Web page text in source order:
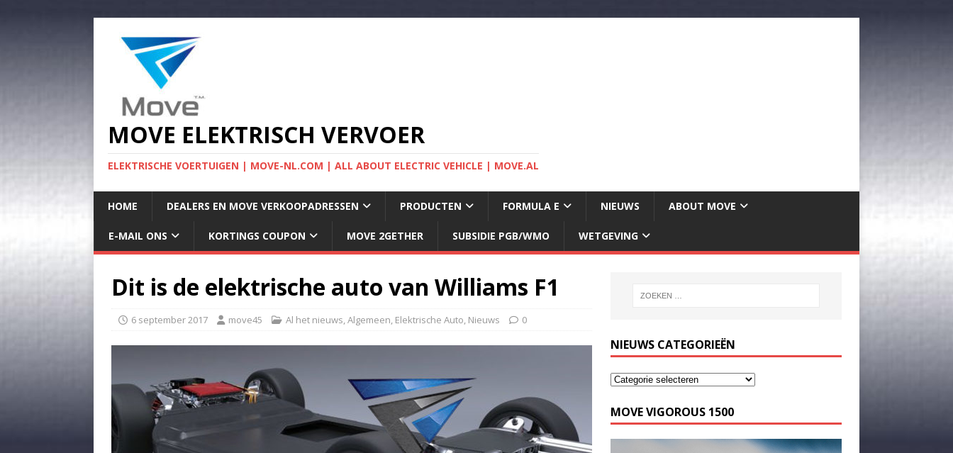
MOVE ELEKTRISCH VERVOER
ELEKTRISCHE VOERTUIGEN | MOVE-NL.COM | ALL ABOUT ELECTRIC VEHICLE | MOVE.AL
HOME DEALERS EN MOVE VERKOOPADRESSEN PRODUCTEN FORMULA E NIEUWS ABOUT MOVE
E-MAIL ONS KORTINGS COUPON MOVE 2GETHER SUBSIDIE PGB/WMO WETGEVING
Dit is de elektrische auto van Williams F1
6 september 2017 move45 Al het nieuws,Algemeen, Elektrische Auto, Nieuws 0
NIEUWS CATEGORIEËN
MOVE VIGOROUS 1500